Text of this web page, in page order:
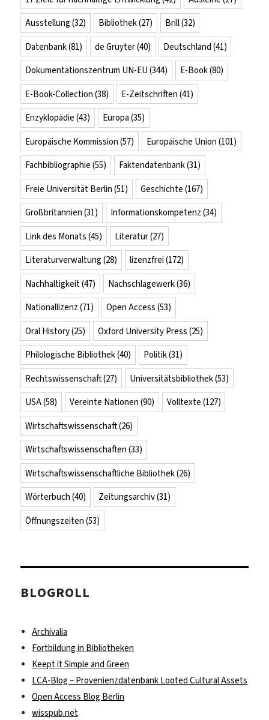
Ausstellung (32) Bibliothek(27) Brill(32)
Datenbank(81) de Gruyter(40) Deutschland (41)
Dokumentationszentrum UN-EU (344) E-Book(80)
E-Book-Collection (38) E-Zeitschriften (41)
Enzyklopädie (43) Europa (35)
Europäische Kommission (57) Europäische Union (101)
Fachbibliographie (55) Faktendatenbank(31)
Freie Universität Berlin (51) Geschichte (167)
Großbritannien (31) Informationskompetenz (34)
Link des Monats (45) Literatur(27)
Literaturverwaltung (28) lizenzfrei (172)
Nachhaltigkeit(47) Nachschlagewerk(36)
Nationallizenz (71) Open Access (53)
Oral History(25) Oxford University Press (25)
Philologische Bibliothek(40) Politik(31)
Rechtswissenschaft(27) Universitätsbibliothek(53)
USA(58) Vereinte Nationen (90) Volltexte (127)
Wirtschaftswissenschaft(26)
Wirtschaftswissenschaften (33)
Wirtschaftswissenschaftliche Bibliothek(26)
Wörterbuch (40) Zeitungsarchiv(31)
Öffnungszeiten (53)
BLOGROLL
Archivalia
Fortbildung in Bibliotheken
Keept it Simple and Green
LCA-Blog – Provenienzdatenbank Looted Cultural Assets
Open Access Blog Berlin
wisspub.net